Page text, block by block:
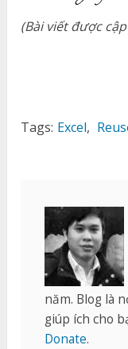
(Bài viết được
Tags: Excel,
năm. Blog là
giúp ích cho
Donate.